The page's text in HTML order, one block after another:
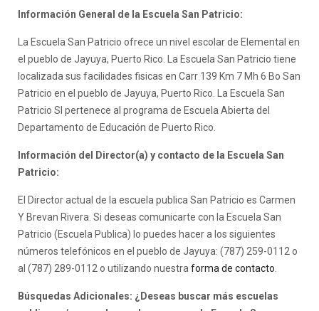
Información General de la Escuela San Patricio:
La Escuela San Patricio ofrece un nivel escolar de Elemental en
el pueblo de Jayuya, Puerto Rico. La Escuela San Patricio tiene
localizada sus facilidades fisicas en Carr 139 Km 7 Mh 6 Bo San
Patricio en el pueblo de Jayuya, Puerto Rico. La Escuela San
Patricio SI pertenece al programa de Escuela Abierta del
Departamento de Educación de Puerto Rico.
Información del Director(a) y contacto de la Escuela San
Patricio:
El Director actual de la escuela publica San Patricio es Carmen
Y Brevan Rivera. Si deseas comunicarte con la Escuela San
Patricio (Escuela Publica) lo puedes hacer a los siguientes
números telefónicos en el pueblo de Jayuya: (787) 259-0112 o
al (787) 289-0112 o utilizando nuestra forma de contacto
Búsquedas Adicionales: ¿Deseas buscar más escuelas